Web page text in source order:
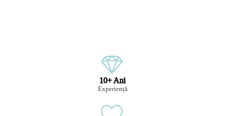
10+ Ani
Experiență